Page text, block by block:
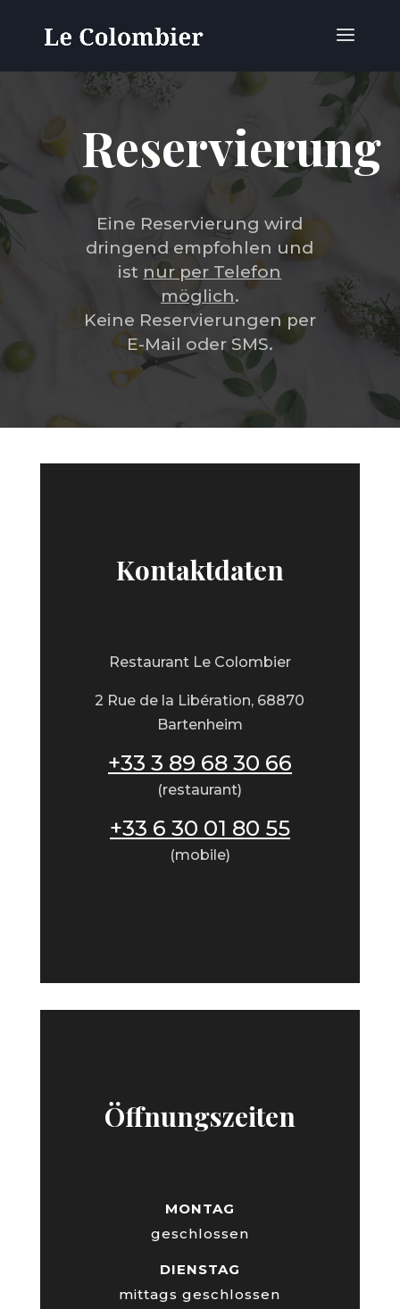
Reservierung
Eine Reservierung wird
dringend empfohlen und
ist nur per Telefon
möglich.
Keine Reservierungen per
E-Mail oder SMS.
Kontaktdaten
Restaurant Le Colombier
2 Rue de la Libération, 68870
Bartenheim
+33 3 89 68 30 66
(restaurant)
+33 6 30 01 80 55
(mobile)
Öffnungszeiten
MONTAG
geschlossen
DIENSTAG
mittags geschlossen